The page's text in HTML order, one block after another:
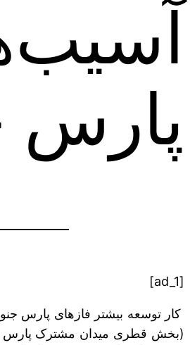
پارس
[ad_1]
کار توسعه بیشتر فازهای پارس